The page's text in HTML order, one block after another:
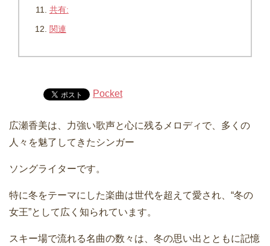
共有:
関連
Pocket
広瀬香美は、力強い歌声と心に残るメロディで、多くの
人々を魅了してきたシンガー
ソングライターです。
特に冬をテーマにした楽曲は世代を超えて愛され、“冬の
女王”として広く知られています。
スキー場で流れる名曲の数々は、冬の思い出とともに記憶